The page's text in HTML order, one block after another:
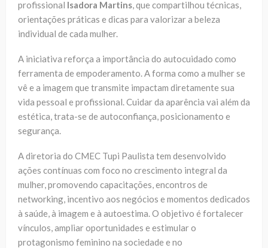
profissional Isadora Martins, que compartilhou técnicas,
orientações práticas e dicas para valorizar a beleza
individual de cada mulher.
A iniciativa reforça a importância do autocuidado como
ferramenta de empoderamento. A forma como a mulher se
vê e a imagem que transmite impactam diretamente sua
vida pessoal e profissional. Cuidar da aparência vai além da
estética, trata-se de autoconfiança, posicionamento e
segurança.
A diretoria do CMEC Tupi Paulista tem desenvolvido
ações contínuas com foco no crescimento integral da
mulher, promovendo capacitações, encontros de
networking, incentivo aos negócios e momentos dedicados
à saúde, à imagem e à autoestima. O objetivo é fortalecer
vínculos, ampliar oportunidades e estimular o
protagonismo feminino na sociedade e no